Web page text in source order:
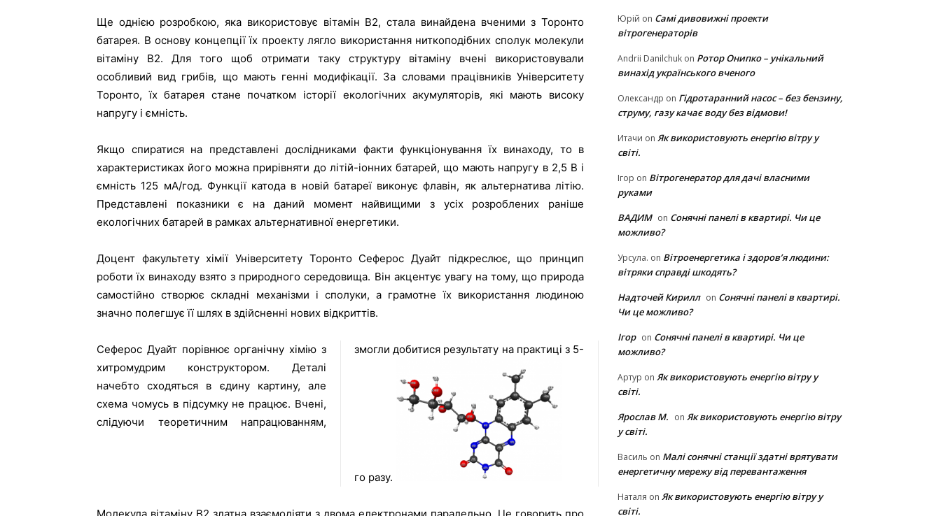
Ще однією розробкою, яка використовує вітамін В2, стала винайдена вченими з Торонто
батарея. В основу концепції їх проекту лягло використання ниткоподібних сполук молекули
вітаміну В2. Для того щоб отримати таку структуру вітаміну вчені використовували
особливий вид грибів, що мають генні модифікації. За словами працівників Університету
Торонто, їх батарея стане початком історії екологічних акумуляторів, які мають високу
напругу і ємність.
Якщо спиратися на представлені дослідниками факти функціонування їх винаходу, то в
характеристиках його можна прирівняти до літій-іонних батарей, що мають напругу в 2,5 В і
ємність 125 мА/год. Функції катода в новій батареї виконує флавін, як альтернатива літію.
Представлені показники є на даний момент найвищими з усіх розроблених раніше
екологічних батарей в рамках альтернативної енергетики.
Доцент факультету хімії Університету Торонто Сеферос Дуайт підкреслює, що принцип
роботи їх винаходу взято з природного середовища. Він акцентує увагу на тому, що природа
самостійно створює складні механізми і сполуки, а грамотне їх використання людиною
значно полегшує її шлях в здійсненні нових відкриттів.
Сеферос Дуайт порівнює органічну хімію з
хитромудрим конструктором. Деталі
начебто сходяться в єдину картину, але
схема чомусь в підсумку не працює. Вчені,
слідуючи теоретичним напрацюванням,
змогли добитися результату на практиці з 5-
го разу.
Молекула вітаміну В2 здатна взаємодіяти з двома електронами паралельно. Це говорить про
Юрій on Самі дивовижні проекти
вітрогенераторів
Andrii Danilchuk on Ротор Онипко – унікальний
винахід українського вченого
Олександр on Гідротаранний насос – без бензину,
струму, газу качає воду без відмови!
Итачи on Як використовують енергію вітру у
світі.
Ігор on Вітрогенератор для дачі власними
руками
ВАДИМ on Сонячні панелі в квартирі. Чи це
можливо?
Урсула. on Вітроенергетика і здоров’я людини:
вітряки cправді шкодять?
Надточей Кирилл on Сонячні панелі в квартирі.
Чи це можливо?
Ігор on Сонячні панелі в квартирі. Чи це
можливо?
Артур on Як використовують енергію вітру у
світі.
Ярослав М. on Як використовують енергію вітру
у світі.
Василь on Малі сонячні станції здатні врятувати
енергетичну мережу від перевантаження
Наталя on Як використовують енергію вітру у
світі.